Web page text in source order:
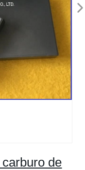
de